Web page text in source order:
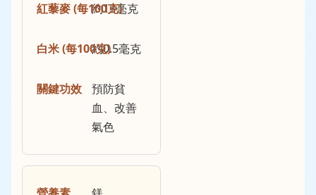
約13毫克
約0.5毫克
預防貧
血、改善
氣色